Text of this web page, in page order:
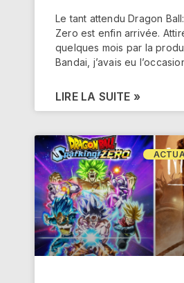
Le tant attendu Dragon
Zero est enfin arrivée.
quelques mois par la
Bandai, j’avais eu
LIRE LA SUITE »